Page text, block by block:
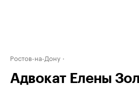
Ростов-на-Дону
Адвокат Елены